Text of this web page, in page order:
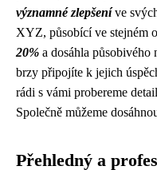
významné zlepšeníve
XYZ, působící ve stejném
20% a dosáhla působivého
brzy připojíte k jejich
rádi s vámi probereme
Společně můžeme
Přehledný a